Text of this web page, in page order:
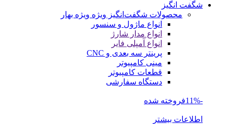
شگفت انگیز
محصولات شگفت‌انگیز ویژه ویژه بهار
انواع ماژول و سنسور
انواع مدار شارژ
انواع آمپلی فایر
پرینتر سه بعدی و CNC
مینی کامپیوتر
قطعات کامپیوتر
دستگاه سفارشی
-11% فروخته شده
اطلاعات بیشتر